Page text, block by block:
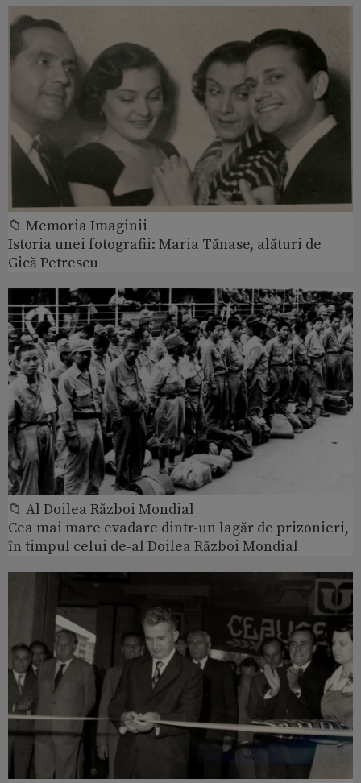
📁 Memoria Imaginii
Istoria unei fotografii: Maria Tănase, alături de
Gică Petrescu
📁 Al Doilea Război Mondial
Cea mai mare evadare dintr-un lagăr de prizonieri,
în timpul celui de-al Doilea Război Mondial